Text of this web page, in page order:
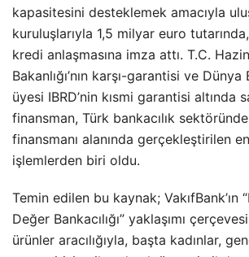
kapasitesini desteklemek amacıyla
kuruluşlarıyla 1,5 milyar euro
kredi anlaşmasına imza attı. T.C.
Bakanlığı’nın karşı-garantisi ve Dünya
üyesi IBRD’nin kısmi garantisi altında
finansman, Türk bankacılık
finansmanı alanında gerçekleştirilen
işlemlerden biri oldu.
Temin edilen bu kaynak; VakıfBank’ın
Değer Bankacılığı” yaklaşımı
ürünler aracılığıyla, başta kadınlar,